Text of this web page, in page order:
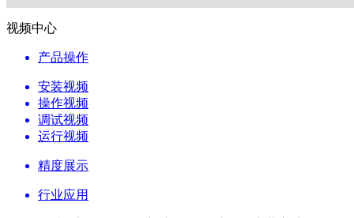
视频中心
产品操作
安装视频
操作视频
调试视频
运行视频
精度展示
行业应用